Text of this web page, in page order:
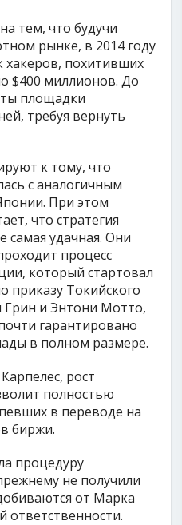
тем, что будучи
рынке, в 2014 году
хакеров, похитивших
$400 миллионов. До
площадки
требуя вернуть
к тому, что
с аналогичным
При этом
что стратегия
самая удачная. Они
процесс
который стартовал
приказу Токийского
Грин и Энтони Мотто,
гарантировано
в полном размере.
рост
полностью
в переводе на
биржи.
процедуру
не получили
от Марка
ответственности.